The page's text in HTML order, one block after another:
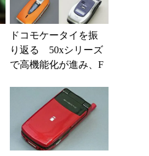
ドコモケータイを振
り返る 50xシリーズ
で高機能化が進み、F